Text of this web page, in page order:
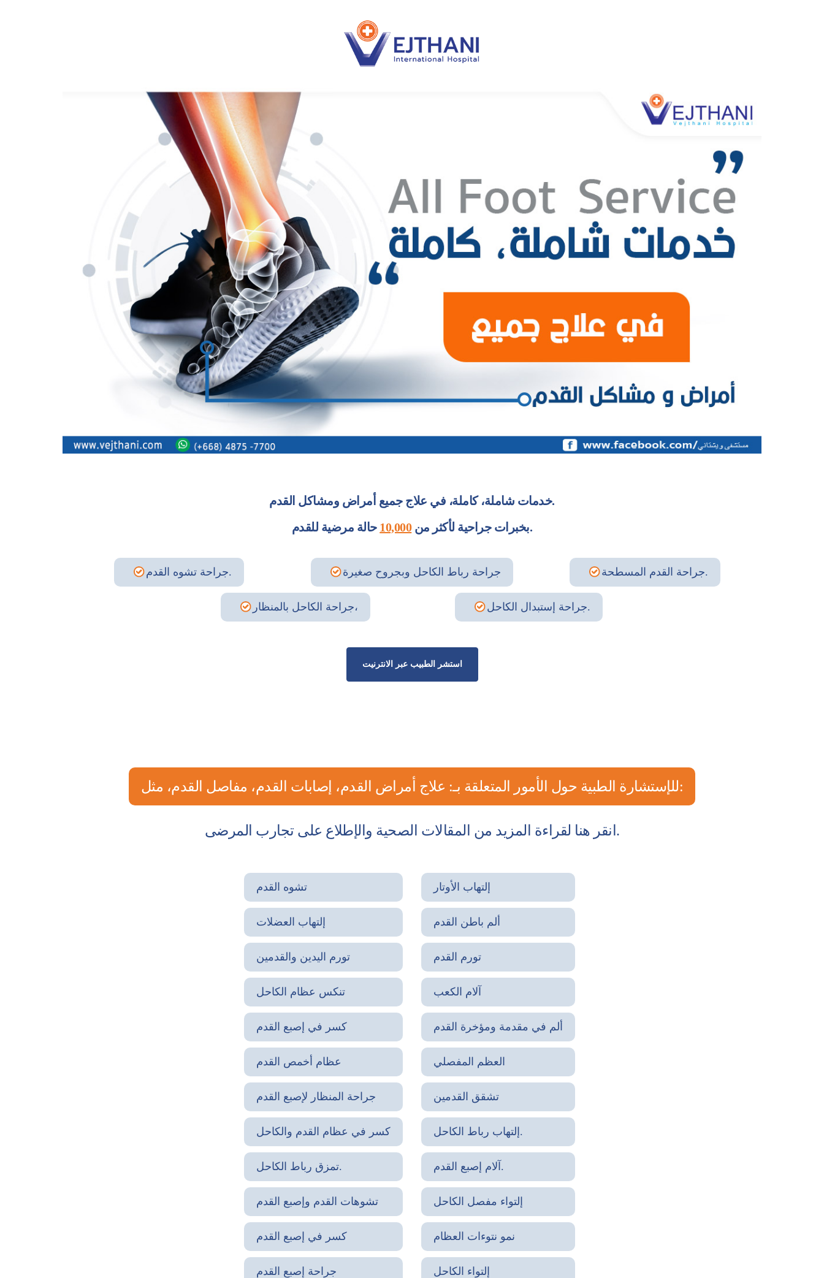
خدمات شاملة، كاملة، في علاج جميع أمراض ومشاكل القدم.
بخبرات جراحية لأكثر من10,000 حالة مرضية للقدم.
جراحة تشوه القدم. جراحة رباط الكاحل وبجروح صغيرة جراحة القدم المسطحة.
جراحة الكاحل بالمنظار، جراحة إستبدال الكاحل.
استشر الطبيب عبر الانترنيت
للإستشارة الطبية حول الأمور المتعلقة بـ: علاج أمراض القدم، إصابات القدم، مفاصل القدم، مثل:
انقر هنا لقراءة المزيد من المقالات الصحية والإطلاع على تجارب المرضى.
تشوه القدم
إلتهاب العضلات
تورم اليدين والقدمين
تنكس عظام الكاحل
كسر في إصبع القدم
عظام أخمص القدم
جراحة المنظار لإصبع القدم
كسر في عظام القدم والكاحل
تمزق رباط الكاحل.
تشوهات القدم وإصبع القدم
كسر في إصبع القدم
جراحة إصبع القدم
إلتهاب الأوتار
ألم باطن القدم
تورم القدم
آلام الكعب
ألم في مقدمة ومؤخرة القدم
العظم المفصلي
تشقق القدمين
إلتهاب رباط الكاحل.
آلام إصبع القدم.
إلتواء مفصل الكاحل
نمو نتوءات العظام
إلتواء الكاحل